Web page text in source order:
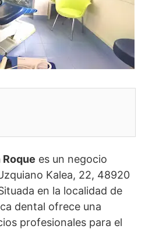
es un negocio
Kalea, 22, 48920
en la localidad de
dental ofrece una
profesionales para el